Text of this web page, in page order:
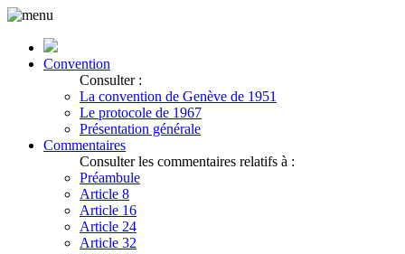
Convention
Consulter :
La convention de Genève de 1951
Le protocole de 1967
Présentation générale
Commentaires
Consulter les commentaires relatifs à :
Préambule
Article 8
Article 16
Article 24
Article 32